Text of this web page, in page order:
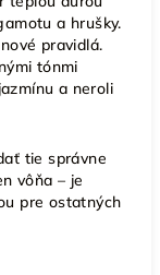
a hrušky.
pravidlá.
tónmi
a neroli
tie správne
vôňa – je
pre ostatných